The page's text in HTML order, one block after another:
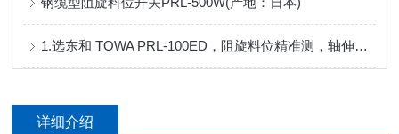
1.选东和 TOWA PRL-100ED，阻旋料位精准测，轴伸缩，解难题！
详细介绍